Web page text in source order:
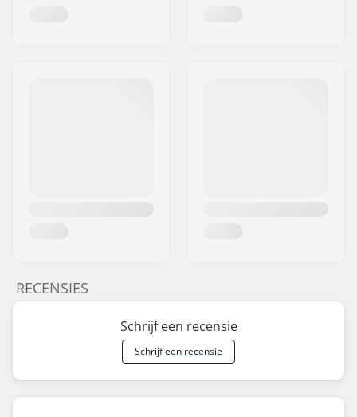
RECENSIES
Schrijf een recensie
Schrijf een recensie